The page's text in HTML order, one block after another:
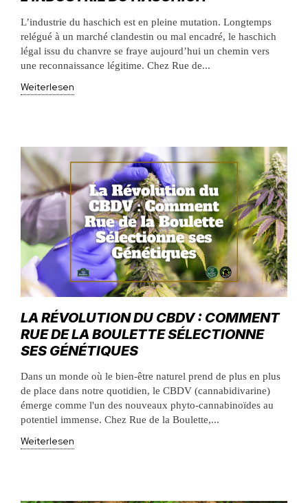
L’industrie du haschich est en pleine mutation. Longtemps
relégué à un marché clandestin ou mal encadré, le haschich
légal issu du chanvre se fraye aujourd’hui un chemin vers
une reconnaissance légitime. Chez Rue de...
Weiterlesen
LA RÉVOLUTION DU CBDV : COMMENT
RUE DE LA BOULETTE SÉLECTIONNE
SES GÉNÉTIQUES
Dans un monde où le bien-être naturel prend de plus en plus
de place dans notre quotidien, le CBDV (cannabidivarine)
émerge comme l'un des nouveaux phyto-cannabinoïdes au
potentiel immense. Chez Rue de la Boulette,...
Weiterlesen